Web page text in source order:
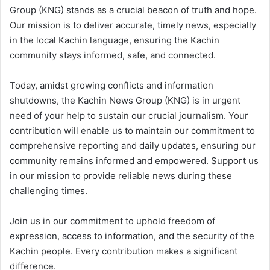
Group (KNG) stands as a crucial beacon of truth and hope.
Our mission is to deliver accurate, timely news, especially
in the local Kachin language, ensuring the Kachin
community stays informed, safe, and connected.
Today, amidst growing conflicts and information
shutdowns, the Kachin News Group (KNG) is in urgent
need of your help to sustain our crucial journalism. Your
contribution will enable us to maintain our commitment to
comprehensive reporting and daily updates, ensuring our
community remains informed and empowered. Support us
in our mission to provide reliable news during these
challenging times.
Join us in our commitment to uphold freedom of
expression, access to information, and the security of the
Kachin people. Every contribution makes a significant
difference.